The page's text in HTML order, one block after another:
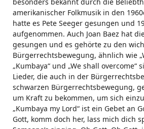
amerikanischer Folkmusik in den
hatte es Pete Seeger gesungen und
aufgenommen. Auch Joan Baez hat
gesungen und es gehörte zu den
Bürgerrechtsbewegung, ähnlich wie
„Kumbaya“ und „We shall overcome“
Lieder, die auch in der
schwarzen Bürgerrechtsbewegung,
um Kraft zu bekommen, um sich
„Kumbaya my Lord“ ist ein Gebet an
Gott, komm doch her, lass mich dich